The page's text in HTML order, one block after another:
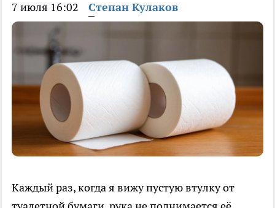
7 июля 16:02 Степан Кулаков
Каждый раз, когда я вижу пустую втулку от